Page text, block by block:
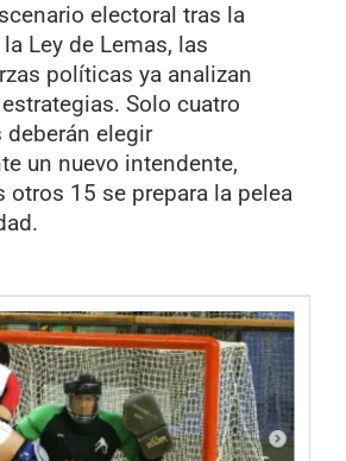
electoral tras la
Ley de Lemas, las
políticas ya analizan
Solo cuatro
elegir
un nuevo intendente,
otros 15 se prepara la pelea